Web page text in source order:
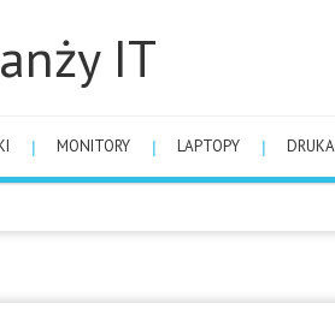
IT
MONITORY LAPTOPY